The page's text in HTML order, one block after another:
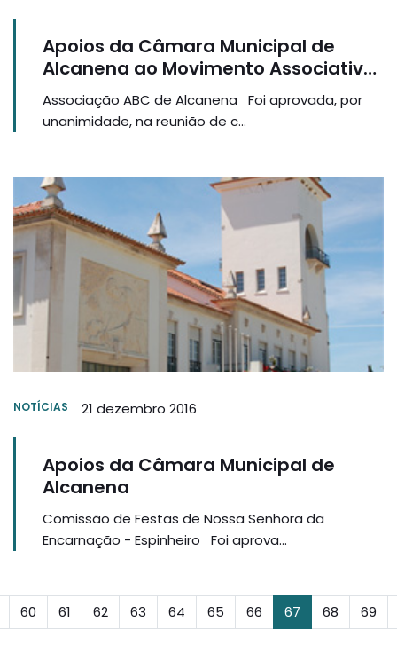
Apoios da Câmara Municipal de
Alcanena ao Movimento Associativo
Local
Associação ABC de Alcanena Foi aprovada, por
unanimidade, na reunião de c...
NOTÍCIAS 21 dezembro 2016
Apoios da Câmara Municipal de
Alcanena
Comissão de Festas de Nossa Senhora da
Encarnação - Espinheiro Foi aprova...
60 61 62 63 64 65 66 67 68 69